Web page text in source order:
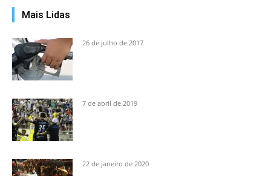
Mais Lidas
26 de julho de 2017
7 de abril de 2019
22 de janeiro de 2020